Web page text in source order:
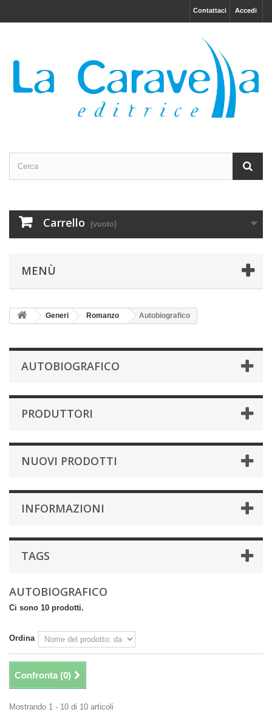
Accedi
Contattaci
Carrello (vuoto)
MENÙ
Generi Romanzo Autobiografico
AUTOBIOGRAFICO
PRODUTTORI
NUOVI PRODOTTI
INFORMAZIONI
TAGS
AUTOBIOGRAFICO
Ci sono 10 prodotti.
Ordina
Confronta (0)
Mostrando 1 - 10 di 10 articoli